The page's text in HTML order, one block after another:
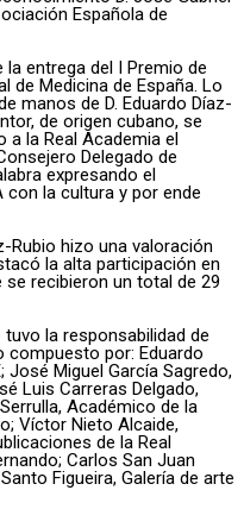
Española de
entrega del I Premio de
de Medicina de España. Lo
manos de D. Eduardo Díaz-
de origen cubano, se
a la Real Academia el
Delegado de
expresando el
la cultura y por ende
Rubio hizo una valoración
la alta participación en
recibieron un total de 29
la responsabilidad de
compuesto por: Eduardo
José Miguel García Sagredo,
Luis Carreras Delgado,
Académico de la
Víctor Nieto Alcaide,
de la Real
Carlos San Juan
Figueira, Galería de arte